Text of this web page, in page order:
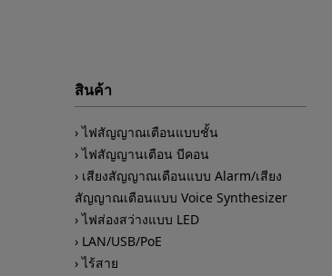
สินค้า
ไฟสัญญาณเตือนแบบชั้น
ไฟสัญญานเตือน บีคอน
เสียงสัญญาณเตือนแบบ Alarm/เสียง
สัญญาณเตือนแบบ Voice Synthesizer
ไฟส่องสว่างแบบ LED
LAN/USB/PoE
ไร้สาย